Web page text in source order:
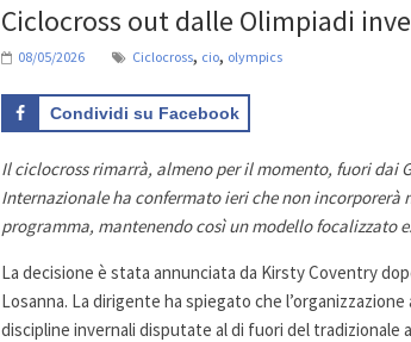
Ciclocross out dalle Olimpiadi
08/05/2026 Ciclocross, cio, olympics
Condividi su Facebook
Il ciclocross rimarrà, almeno per il momento, fuori
Internazionale ha confermato ieri che non incorporerà
programma, mantenendo così un modello focalizzato
La decisione è stata annunciata da Kirsty Coventry
Losanna. La dirigente ha spiegato che
discipline invernali disputate al di fuori del tradizionale